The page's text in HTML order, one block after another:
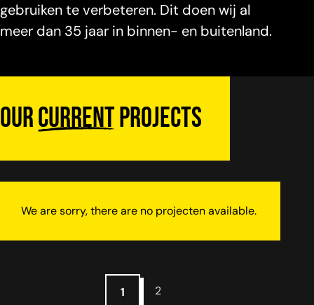
gebruiken te verbeteren. Dit doen wij al
meer dan 35 jaar in binnen- en buitenland.
Ourcurrentprojects
We are sorry, there are no projecten available.
1 2